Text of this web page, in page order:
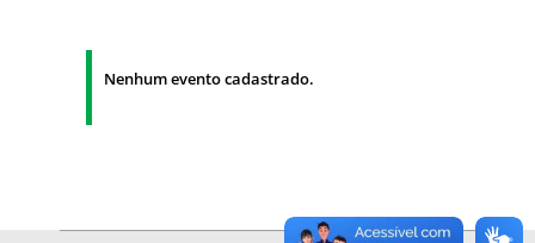
Nenhum evento cadastrado.